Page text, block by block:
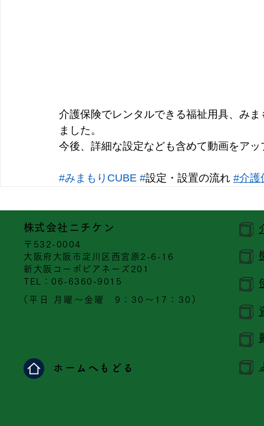
介護保険でレンタルできる福祉用具、み
ました。
今後、詳細な設定なども含めて動画をア
#みまもりCUBE #設定・設置の流れ #介護
​株式会社ニチケン
〒532-0004
大阪府大阪市淀川区西宮原2-6-16
新大阪コーポビアネーズ201
​TEL：06-6360-9015
（平日 月曜～金曜 9：30～17：30）
ホームへもどる